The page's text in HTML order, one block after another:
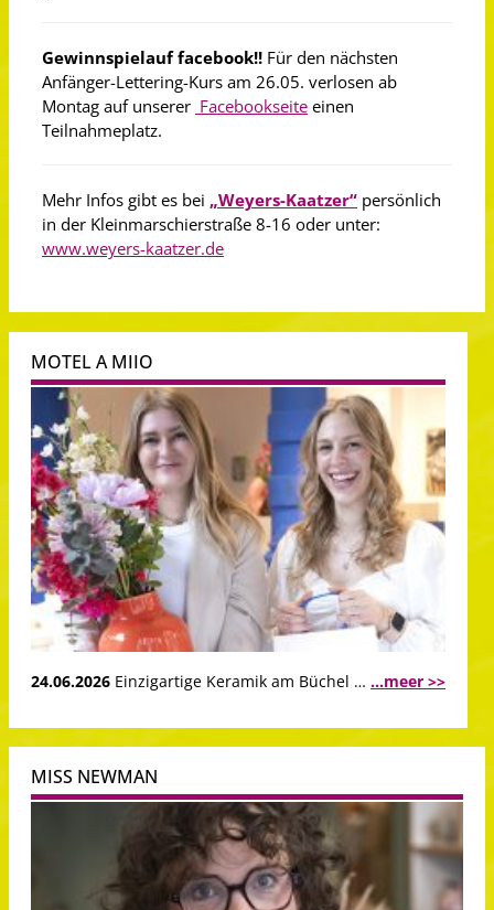
Gewinnspielauf facebook!! Für den nächsten
Anfänger-Lettering-Kurs am 26.05. verlosen ab
Montag auf unserer Facebookseite einen
Teilnahmeplatz.
Mehr Infos gibt es bei „Weyers-Kaatzer“ persönlich
in der Kleinmarschierstraße 8-16 oder unter:
www.weyers-kaatzer.de
MOTEL A MIIO
24.06.2026 Einzigartige Keramik am Büchel … ...meer >>
MISS NEWMAN